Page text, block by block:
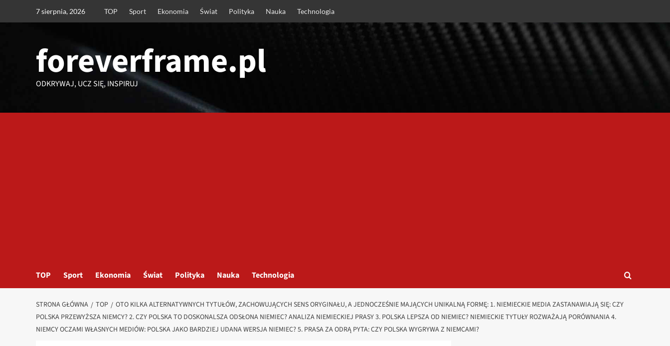
7 sierpnia, 2026 TOP Sport Ekonomia Świat Polityka Nauka Technologia
foreverframe.pl
ODKRYWAJ, UCZ SIĘ, INSPIRUJ
TOP Sport Ekonomia Świat Polityka Nauka Technologia
STRONA GŁÓWNA TOP
OTO KILKA ALTERNATYWNYCH TYTUŁÓW, ZACHOWUJĄCYCH SENS ORYGINAŁU, A JEDNOCZEŚNIE MAJĄCYCH UNIKALNĄ FORMĘ: 1. NIEMIECKIE MEDIA ZASTANAWIAJĄ SIĘ: CZY
POLSKA PRZEWYŻSZA NIEMCY? 2. CZY POLSKA TO DOSKONALSZA ODSŁONA NIEMIEC? ANALIZA NIEMIECKIEJ PRASY 3. POLSKA LEPSZA OD NIEMIEC? NIEMIECKIE TYTUŁY ROZWAŻAJĄ PORÓWNANIA 4.
NIEMCY OCZAMI WŁASNYCH MEDIÓW: POLSKA JAKO BARDZIEJ UDANA WERSJA NIEMIEC? 5. PRASA ZA ODRĄ PYTA: CZY POLSKA WYGRYWA Z NIEMCAMI?